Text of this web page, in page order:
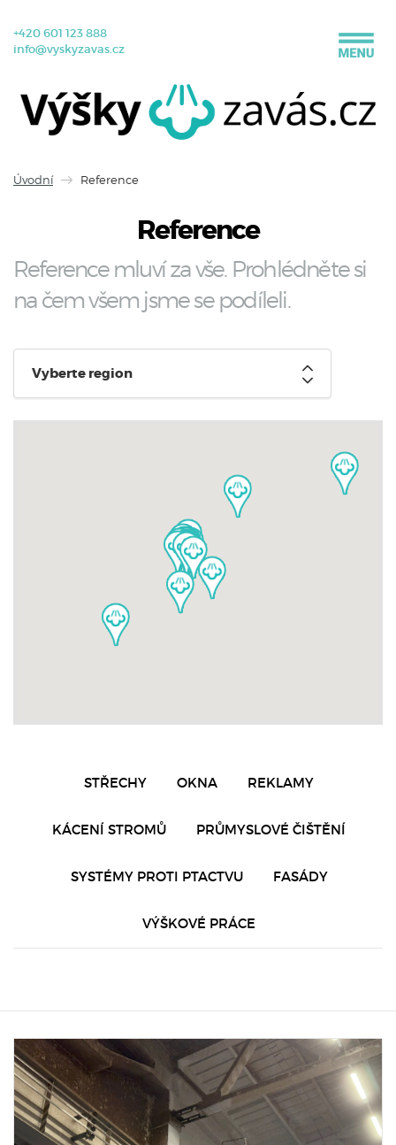
+420 601 123 888
info@vyskyzavas.cz
Úvodní Reference
Reference
Reference mluví za vše. Prohlédněte si
na čem všem jsme se podíleli.
Vyberte region
STŘECHY OKNA REKLAMY
KÁCENÍ STROMŮ PRŮMYSLOVÉ ČIŠTĚNÍ
SYSTÉMY PROTI PTACTVU FASÁDY
VÝŠKOVÉ PRÁCE